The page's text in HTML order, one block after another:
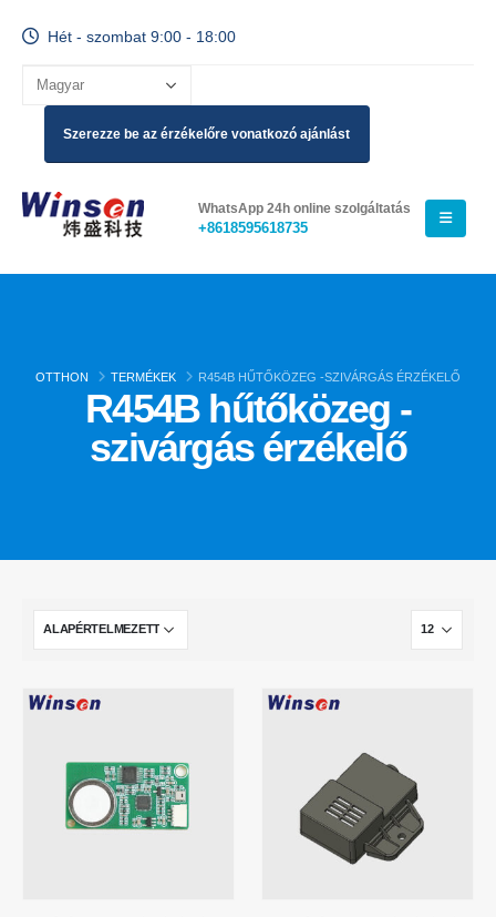
Hét - szombat 9:00 - 18:00
Szerezze be az érzékelőre vonatkozó ajánlást
WhatsApp 24h online szolgáltatás
+8618595618735
OTTHON TERMÉKEK R454B HŰTŐKÖZEG -SZIVÁRGÁS ÉRZÉKELŐ
R454B hűtőközeg -
szivárgás érzékelő